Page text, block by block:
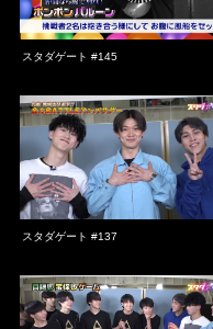
スタダゲート #145
スタダゲート #137